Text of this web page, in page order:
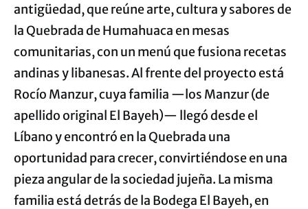
antigüedad, que reúne arte, cultura y sabores de
la Quebrada de Humahuaca en mesas
comunitarias, con un menú que fusiona recetas
andinas y libanesas. Al frente del proyecto está
Rocío Manzur, cuya familia —los Manzur (de
apellido original El Bayeh)— llegó desde el
Líbano y encontró en la Quebrada una
oportunidad para crecer, convirtiéndose en una
pieza angular de la sociedad jujeña. La misma
familia está detrás de la Bodega El Bayeh, en